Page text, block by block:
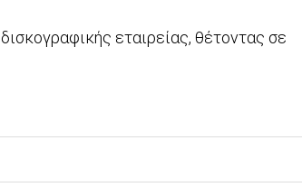
εταιρείας, θέτοντας σε